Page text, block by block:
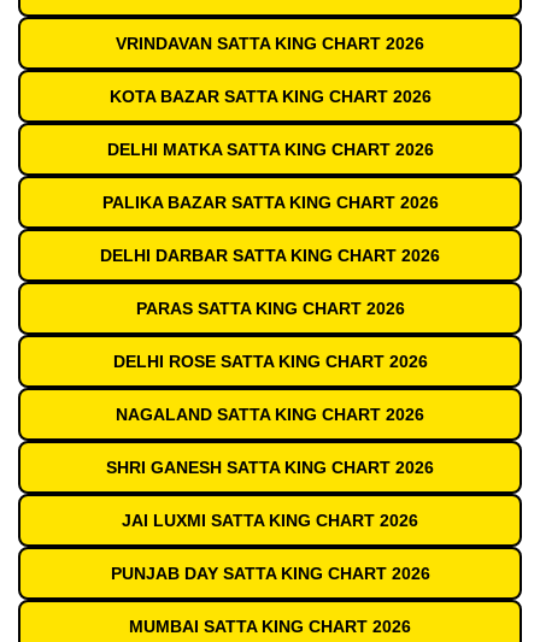
VRINDAVAN SATTA KING CHART 2026
KOTA BAZAR SATTA KING CHART 2026
DELHI MATKA SATTA KING CHART 2026
PALIKA BAZAR SATTA KING CHART 2026
DELHI DARBAR SATTA KING CHART 2026
PARAS SATTA KING CHART 2026
DELHI ROSE SATTA KING CHART 2026
NAGALAND SATTA KING CHART 2026
SHRI GANESH SATTA KING CHART 2026
JAI LUXMI SATTA KING CHART 2026
PUNJAB DAY SATTA KING CHART 2026
MUMBAI SATTA KING CHART 2026